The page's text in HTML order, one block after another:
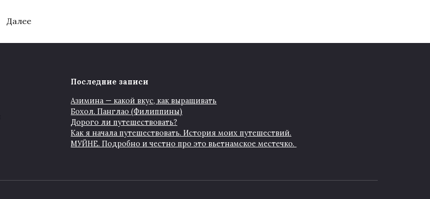
Далее
Последние записи
Азимина — какой вкус, как выращивать
Бохол. Панглао (Филиппины)
Дорого ли путешествовать?
Как я начала путешествовать. История моих путешествий.
МУЙНЕ. Подробно и честно про это вьетнамское местечко.